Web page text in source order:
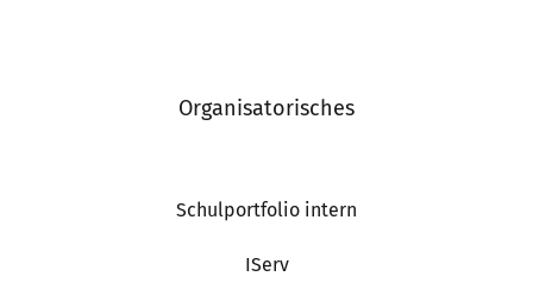
Organisatorisches
Schulportfolio intern
IServ